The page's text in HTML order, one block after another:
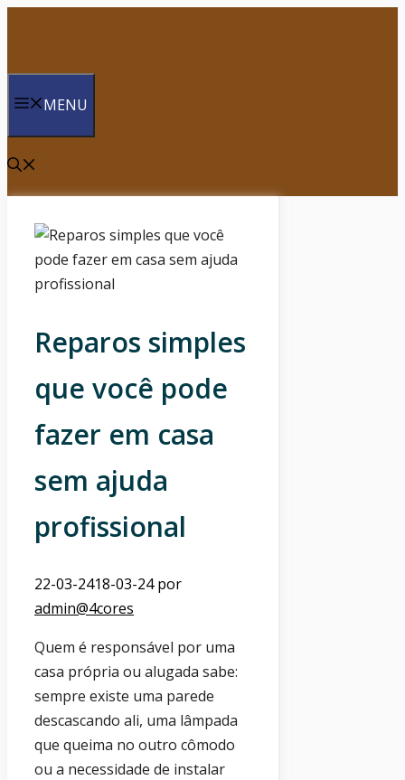
MENU
Reparos simples
que você pode
fazer em casa
sem ajuda
profissional
22-03-2418-03-24 por
admin@4cores
Quem é responsável por uma
casa própria ou alugada sabe:
sempre existe uma parede
descascando ali, uma lâmpada
que queima no outro cômodo
ou a necessidade de instalar